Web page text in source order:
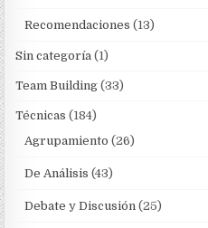
Recomendaciones (13)
Sin categoría (1)
Team Building (33)
Técnicas (184)
Agrupamiento (26)
De Análisis (43)
Debate y Discusión (25)